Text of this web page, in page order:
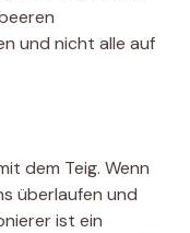
und nicht alle auf
dem Teig. Wenn
überlaufen und
ist ein